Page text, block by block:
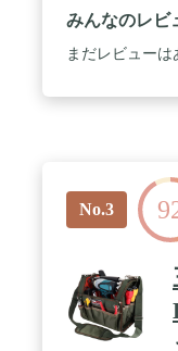
す。荷重が普
マジックテープ
付いています。
れの頻度が多
としているサ
に適用です。メ
す。当社製品
がある場合に
みんなのレビ
まだレビューは
No.3